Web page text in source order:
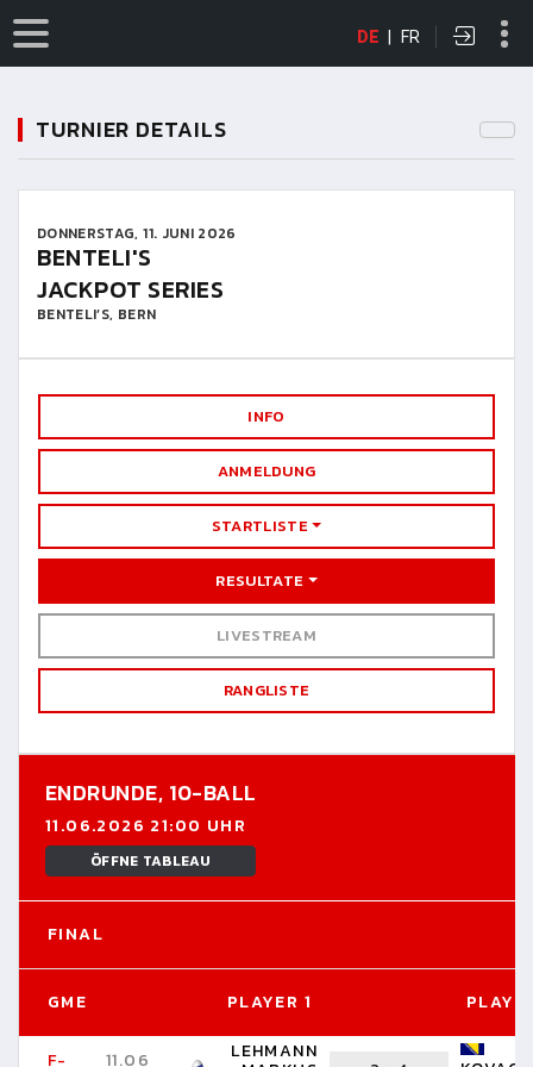
DE | FR
TURNIER DETAILS
DONNERSTAG, 11. JUNI 2026
BENTELI'S
JACKPOT SERIES
BENTELI’S, BERN
INFO
ANMELDUNG
STARTLISTE
RESULTATE
LIVESTREAM
RANGLISTE
ENDRUNDE, 10-BALL
11.06.2026 21:00 UHR
ÖFFNE TABLEAU
FINAL
GME PLAYER 1
F- 11.06 LEHMANN